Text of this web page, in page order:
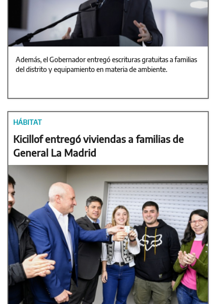
Además, el Gobernador entregó escrituras gratuitas a familias
del distrito y equipamiento en materia de ambiente.
HÁBITAT
Kicillof entregó viviendas a familias de
General La Madrid